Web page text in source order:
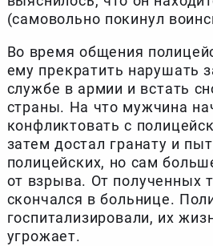
(самовольно покинул
Во время общения
ему прекратить нарушать
службе в армии и встать
страны. На что мужчина
конфликтовать с
затем достал гранату и
полицейских, но сам
от взрыва. От полученных
скончался в больнице.
госпитализировали, их
угрожает.